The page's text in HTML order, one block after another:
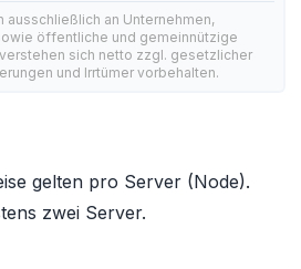
ausschließlich an Unternehmen,
öffentliche und gemeinnützige
sich netto zzgl. gesetzlicher
und Irrtümer vorbehalten.
gelten pro Server (Node).
zwei Server.